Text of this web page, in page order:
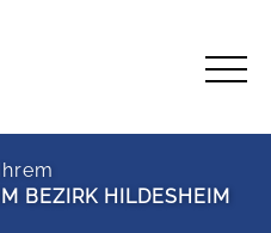
BEZIRK HILDESHEIM